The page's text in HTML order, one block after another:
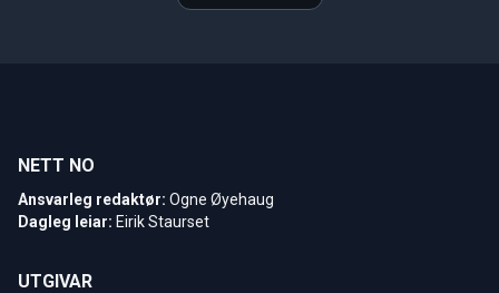
NETT NO
Ansvarleg redaktør: Ogne Øyehaug
Dagleg leiar: Eirik Staurset
UTGIVAR